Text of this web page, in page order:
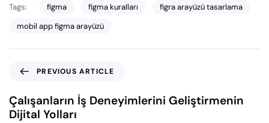
Tags: figma figma kuralları
figra arayüzü tasarlama
mobil app figma arayüzü
PREVIOUS ARTICLE
Çalışanların İş Deneyimlerini Geliştirmenin
Dijital Yolları